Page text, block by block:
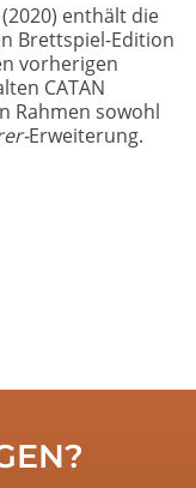
enthält die
Brettspiel-Edition
vorherigen
CATAN
Rahmen sowohl
Erweiterung.